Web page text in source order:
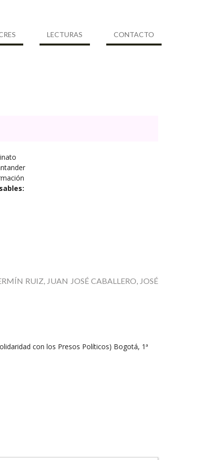
LECTURAS CONTACTO
RUIZ, JUAN JOSÉ CABALLERO, JOSÉ
con los Presos Políticos) Bogotá, 1ª